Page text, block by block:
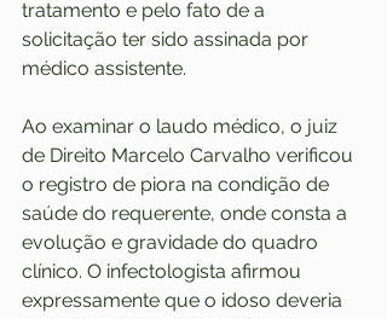
tratamento e pelo fato de a
solicitação ter sido assinada por
médico assistente.
Ao examinar o laudo médico, o juiz
de Direito Marcelo Carvalho verificou
o registro de piora na condição de
saúde do requerente, onde consta a
evolução e gravidade do quadro
clínico. O infectologista afirmou
expressamente que o idoso deveria